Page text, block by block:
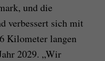
und die
verbessert sich mit
Kilometer langen
2029. „Wir